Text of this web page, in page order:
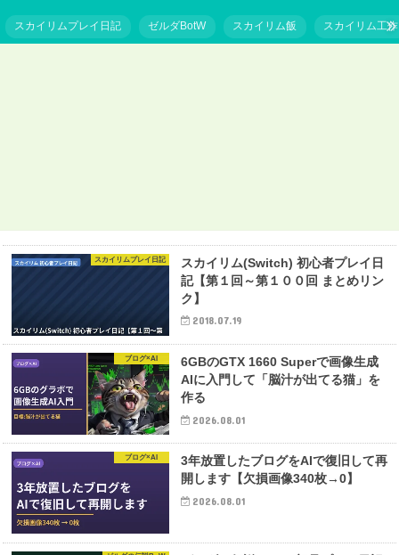
スカイリムプレイ日記 ゼルダBotW スカイリム飯 スカイリム工作
スカイリムプレイ日記
スカイリム(Switch) 初心者プレイ日
記【第１回～第１００回 まとめリン
ク】
2018.07.19
ブログ×AI
6GBのGTX 1660 Superで画像生成
AIに入門して「脳汁が出てる猫」を
作る
2026.08.01
ブログ×AI
3年放置したブログをAIで復旧して再
開します【欠損画像340枚→0】
2026.08.01